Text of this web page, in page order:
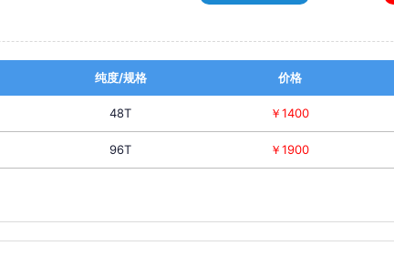
纯度/规格 价格
48T ￥1400
96T ￥1900